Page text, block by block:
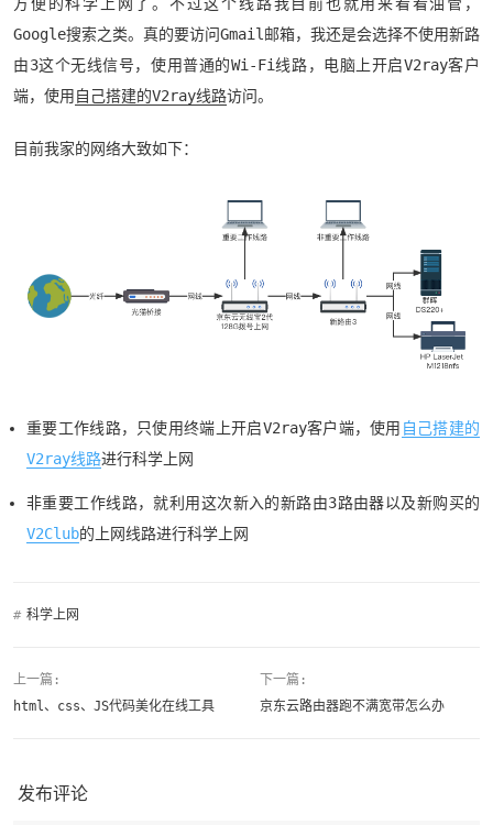
Google搜索之类。真的要访问Gmail邮箱，我还是会选择不使用新路
由3这个无线信号，使用普通的Wi-Fi线路，电脑上开启V2ray客户
端，使用 自己搭建的V2ray线路访问。
目前我家的网络大致如下：
重要工作线路，只使用终端上开启V2ray客户端，使用 自己搭建的
V2ray线路进行科学上网
非重要工作线路，就利用这次新入的新路由3路由器以及新购买的
V2Club的上网线路进行科学上网
# 科学上网
上一篇:
html、css、JS代码美化在线工具
下一篇:
京东云路由器跑不满宽带怎么办
发布评论